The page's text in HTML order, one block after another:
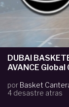
DUBAI BASKETBALL (UAE) vs
AVANCE
por Basket
4 desastre atras